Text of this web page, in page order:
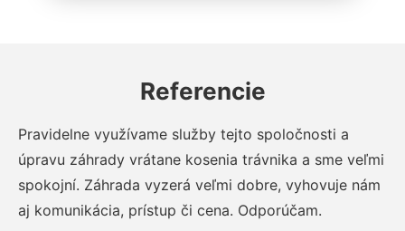
Referencie
Pravidelne využívame služby tejto spoločnosti a
úpravu záhrady vrátane kosenia trávnika a sme veľmi
spokojní. Záhrada vyzerá veľmi dobre, vyhovuje nám
aj komunikácia, prístup či cena. Odporúčam.